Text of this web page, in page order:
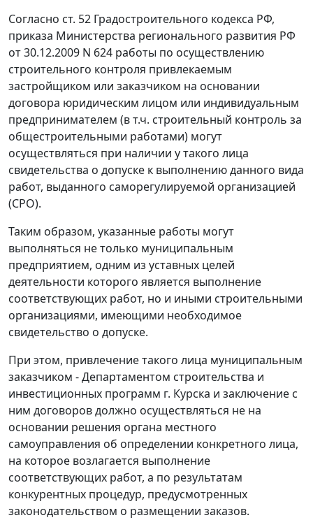
Согласно ст. 52 Градостроительного кодекса РФ,
приказа Министерства регионального развития РФ
от 30.12.2009 N 624 работы по осуществлению
строительного контроля привлекаемым
застройщиком или заказчиком на основании
договора юридическим лицом или индивидуальным
предпринимателем (в т.ч. строительный контроль за
общестроительными работами) могут
осуществляться при наличии у такого лица
свидетельства о допуске к выполнению данного вида
работ, выданного саморегулируемой организацией
(СРО).
Таким образом, указанные работы могут
выполняться не только муниципальным
предприятием, одним из уставных целей
деятельности которого является выполнение
соответствующих работ, но и иными строительными
организациями, имеющими необходимое
свидетельство о допуске.
При этом, привлечение такого лица муниципальным
заказчиком - Департаментом строительства и
инвестиционных программ г. Курска и заключение с
ним договоров должно осуществляться не на
основании решения органа местного
самоуправления об определении конкретного лица,
на которое возлагается выполнение
соответствующих работ, а по результатам
конкурентных процедур, предусмотренных
законодательством о размещении заказов.